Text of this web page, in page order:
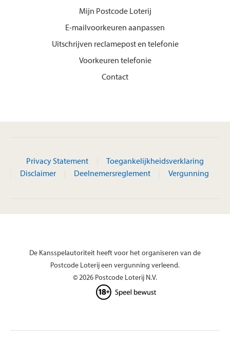
Mijn Postcode Loterij
E-mailvoorkeuren aanpassen
Uitschrijven reclamepost en telefonie
Voorkeuren telefonie
Contact
Privacy Statement
Toegankelijkheidsverklaring
Disclaimer
Deelnemersreglement Vergunning
De Kansspelautoriteit heeft voor het organiseren van de
Postcode Loterij een vergunning verleend.
© 2026 Postcode Loterij N.V.